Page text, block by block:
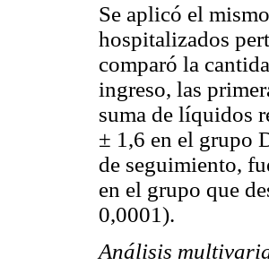
Se aplicó el
hospitalizados
comparó la
ingreso, las
suma de líquidos
± 1,6 en el grupo
de seguimiento,
en el grupo que
0,0001).
Análisis